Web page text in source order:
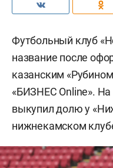
Футбольный клуб
название после
казанским
«БИЗНЕС Online». На
выкупил долю у
нижнекамском